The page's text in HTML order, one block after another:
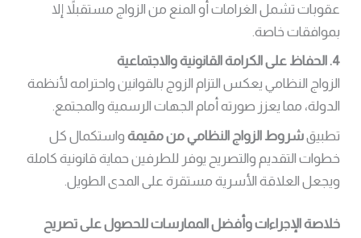
عقوبات تشمل الغرامات أو المنع من الزواج مستقبلاً إلا
بموافقات خاصة.
4. الحفاظ على الكرامة القانونية والاجتماعية
الزواج النظامي يعكس التزام الزوج بالقوانين واحترامه لأنظمة
الدولة، مما يعزز صورته أمام الجهات الرسمية والمجتمع.
تطبيقشروط الزواج النظامي من مقيمة واستكمال كل
خطوات التقديم والتصريح يوفر للطرفين حماية قانونية كاملة
ويجعل العلاقة الأسرية مستقرة على المدى الطويل.
خلاصة الإجراءات وأفضل الممارسات للحصول على تصريح